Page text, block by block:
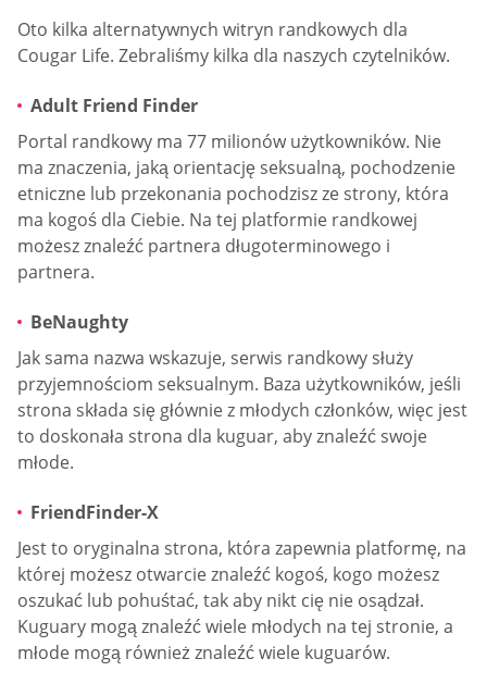
Oto kilka alternatywnych witryn randkowych dla
Cougar Life. Zebraliśmy kilka dla naszych czytelników.
Adult Friend Finder
Portal randkowy ma 77 milionów użytkowników. Nie
ma znaczenia, jaką orientację seksualną, pochodzenie
etniczne lub przekonania pochodzisz ze strony, która
ma kogoś dla Ciebie. Na tej platformie randkowej
możesz znaleźć partnera długoterminowego i
partnera.
BeNaughty
Jak sama nazwa wskazuje, serwis randkowy służy
przyjemnościom seksualnym. Baza użytkowników, jeśli
strona składa się głównie z młodych członków, więc jest
to doskonała strona dla kuguar, aby znaleźć swoje
młode.
FriendFinder-X
Jest to oryginalna strona, która zapewnia platformę, na
której możesz otwarcie znaleźć kogoś, kogo możesz
oszukać lub pohuśtać, tak aby nikt cię nie osądzał.
Kuguary mogą znaleźć wiele młodych na tej stronie, a
młode mogą również znaleźć wiele kuguarów.